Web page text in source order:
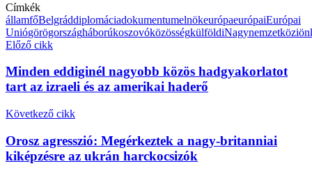
Címkék
államfőBelgráddiplomáciadokumentumelnökeurópaeurópaiEurópai
UniógörögországháborúkoszovóközösségkülföldiNagynemzetközi
Előző cikk
Minden eddiginél nagyobb közös hadgyakorlatot
tart az izraeli és az amerikai haderő
Következő cikk
Orosz agresszió: Megérkeztek a nagy-britanniai
kiképzésre az ukrán harckocsizók